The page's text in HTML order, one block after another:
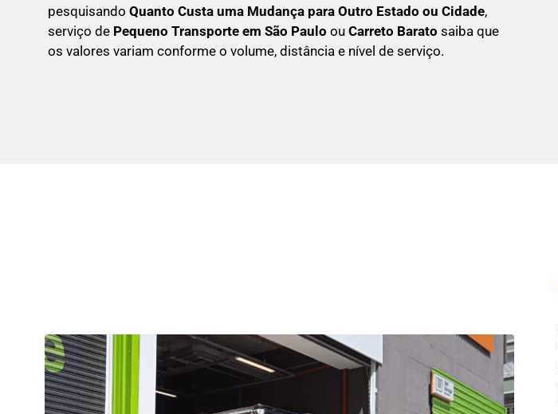
pesquisando Quanto Custa uma Mudança para Outro Estado ou Cidade,
serviço de Pequeno Transporte em São Paulo ou Carreto Barato saiba que
os valores variam conforme o volume, distância e nível de serviço.